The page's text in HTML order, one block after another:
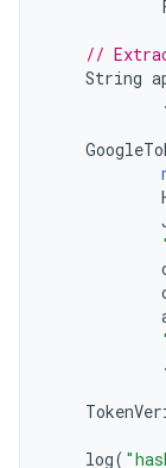
//
String
.
.
log(